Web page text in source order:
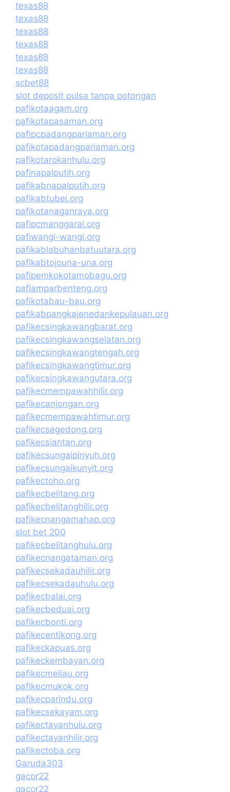
texas88
texas88
texas88
texas88
texas88
texas88
scbet88
slot deposit pulsa tanpa potongan
pafikotaagam.org
pafikotapasaman.org
pafipcpadangpariaman.org
pafikotapadangpariaman.org
pafikotarokanhulu.org
pafinapalputih.org
pafikabnapalputih.org
pafikabtubei.org
pafikotanaganraya.org
pafipcmanggarai.org
pafiwangi-wangi.org
pafikablabuhanbatuutara.org
pafikabtojouna-una.org
pafipemkokotamobagu.org
pafiamparbenteng.org
pafikotabau-bau.org
pafikabpangkajenedankepulauan.org
pafikecsingkawangbarat.org
pafikecsingkawangselatan.org
pafikecsingkawangtengah.org
pafikecsingkawangtimur.org
pafikecsingkawangutara.org
pafikecmempawahhilir.org
pafikecanjongan.org
pafikecmempawahtimur.org
pafikecsegedong.org
pafikecsiantan.org
pafikecsungaipinyuh.org
pafikecsungaikunyit.org
pafikectoho.org
pafikecbelitang.org
pafikecbelitanghilir.org
pafikecnangamahap.org
slot bet 200
pafikecbelitanghulu.org
pafikecnangataman.org
pafikecsekadauhilir.org
pafikecsekadauhulu.org
pafikecbalai.org
pafikecbeduai.org
pafikecbonti.org
pafikecentikong.org
pafikeckapuas.org
pafikeckembayan.org
pafikecmeliau.org
pafikecmukok.org
pafikecparindu.org
pafikecsekayam.org
pafikectayanhulu.org
pafikectayanhilir.org
pafikectoba.org
Garuda303
gacor22
gacor22